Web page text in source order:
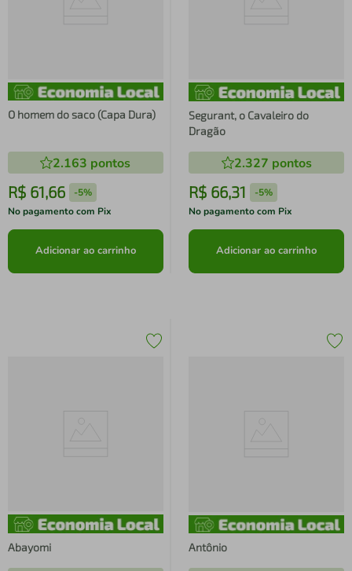
O homem do saco (Capa Dura)
2.163 pontos
R$ 61,66 -5%
No pagamento com Pix
Adicionar ao carrinho
Segurant, o Cavaleiro do
Dragão
2.327 pontos
R$ 66,31 -5%
No pagamento com Pix
Adicionar ao carrinho
Abayomi Antônio